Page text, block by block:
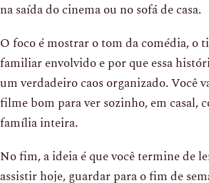
na saída do cinema ou no sofá de casa.
O foco é mostrar o tom da comédia, o
familiar envolvido e por que essa
um verdadeiro caos organizado. Você
filme bom para ver sozinho, em casal,
família inteira.
No fim, a ideia é que você termine de
assistir hoje, guardar para o fim de